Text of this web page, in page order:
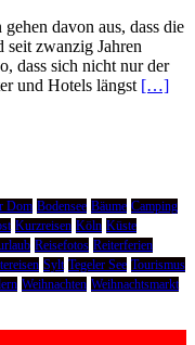
davon aus, dass die
seit zwanzig Jahren
dass sich nicht nur der
und Hotels längst […]
Dom Bodensee Bäume Camping
Kurzreisen Köln Küste
Reisefotos Reiterferien
Sylt Tegeler See Tourismus
Weihnachten Weihnachtsmarkt